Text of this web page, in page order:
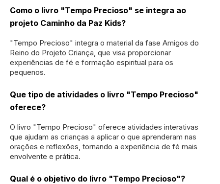
Como o livro "Tempo Precioso" se integra ao
projeto Caminho da Paz Kids?
"Tempo Precioso" integra o material da fase Amigos do
Reino do Projeto Criança, que visa proporcionar
experiências de fé e formação espiritual para os
pequenos.
Que tipo de atividades o livro "Tempo Precioso"
oferece?
O livro "Tempo Precioso" oferece atividades interativas
que ajudam as crianças a aplicar o que aprenderam nas
orações e reflexões, tornando a experiência de fé mais
envolvente e prática.
Qual é o objetivo do livro "Tempo Precioso"?